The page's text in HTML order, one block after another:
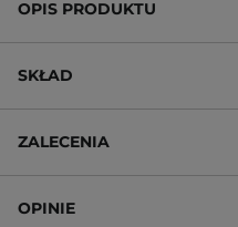
OPIS PRODUKTU
SKŁAD
ZALECENIA
OPINIE